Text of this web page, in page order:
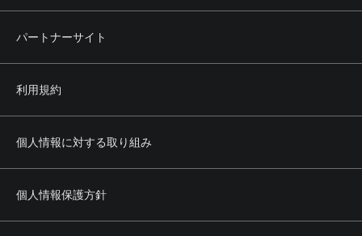
パートナーサイト
利用規約
個人情報に対する取り組み
個人情報保護方針